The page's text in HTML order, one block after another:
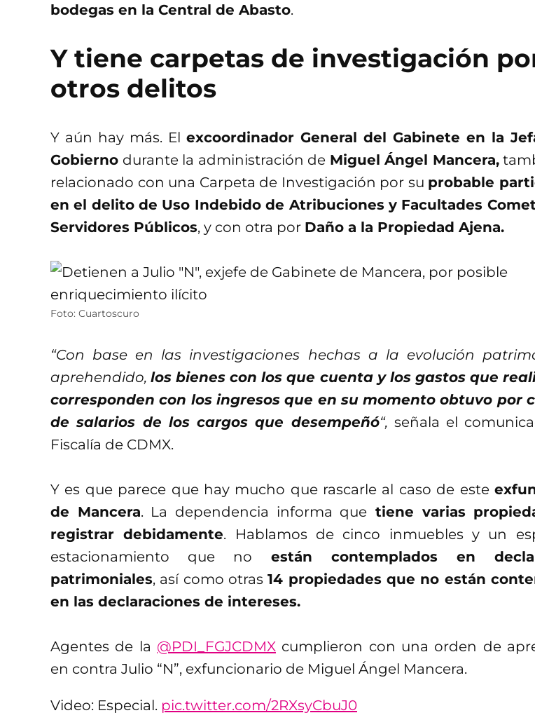
bodegas en la Central de Abasto.
Y tiene carpetas de investigación
otros delitos
Y aún hay más. El excoordinador General del Gabinete en la
Gobierno durante la administración de Miguel Ángel Mancera,
relacionado con una Carpeta de Investigación por su probable
en el delito de Uso Indebido de Atribuciones y Facultades
Servidores Públicos, y con otra por Daño a la Propiedad Ajena.
Foto: Cuartoscuro
“Con base en las investigaciones hechas a la evolución
aprehendido,los bienes con los que cuenta y los gastos que
corresponden con los ingresos que en su momento obtuvo por
de salarios de los cargos que desempeñó“, señala el
Fiscalía de CDMX.
Y es que parece que hay mucho que rascarle al caso de este
de Mancera. La dependencia informa que tiene varias
registrar debidamente. Hablamos de cinco inmuebles y un
estacionamiento que no están contemplados en
patrimoniales, así como otras14 propiedades que no están
en las declaraciones de intereses.
Agentes de la @PDI_FGJCDMX cumplieron con una orden de
en contra Julio “N”, exfuncionario de Miguel Ángel Mancera.
Video: Especial. pic.twitter.com/2RXsyCbuJ0